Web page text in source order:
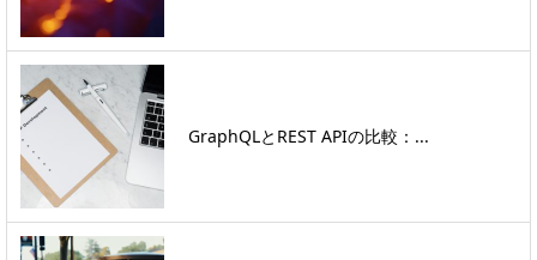
GraphQLとREST APIの比較：...